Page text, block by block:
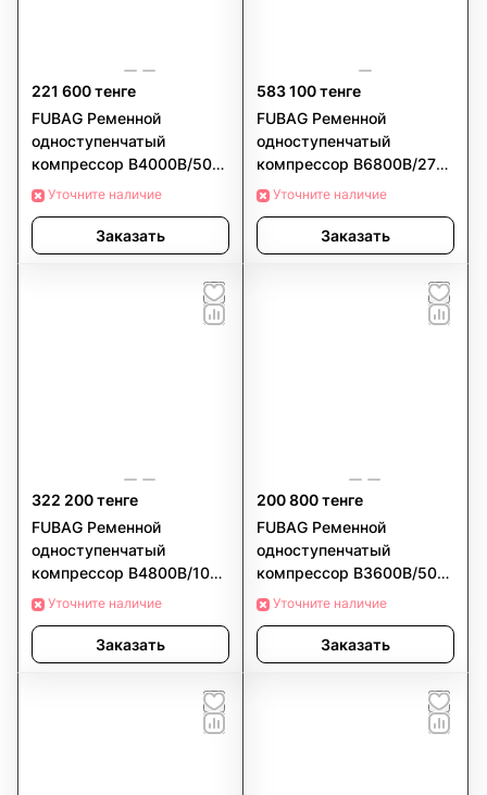
221 600 тенге
FUBAG Ременной
одноступенчатый
компрессор B4000B/50
CM3Уточните наличие
Заказать
583 100 тенге
FUBAG Ременной
одноступенчатый
компрессор B6800B/270
CT7.5Уточните наличие
Заказать
322 200 тенге
FUBAG Ременной
одноступенчатый
компрессор B4800B/100
CT4Уточните наличие
Заказать
200 800 тенге
FUBAG Ременной
одноступенчатый
компрессор B3600B/50
CM3Уточните наличие
Заказать